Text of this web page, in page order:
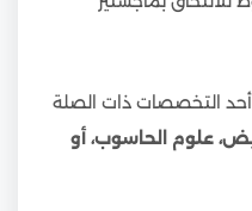
التخصصات ذات الصلة
علوم الحاسوب، أو